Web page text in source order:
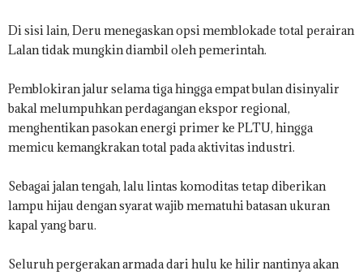
Di sisi lain, Deru menegaskan opsi memblokade total perairan
Lalan tidak mungkin diambil oleh pemerintah.
Pemblokiran jalur selama tiga hingga empat bulan disinyalir
bakal melumpuhkan perdagangan ekspor regional,
menghentikan pasokan energi primer ke PLTU, hingga
memicu kemangkrakan total pada aktivitas industri.
Sebagai jalan tengah, lalu lintas komoditas tetap diberikan
lampu hijau dengan syarat wajib mematuhi batasan ukuran
kapal yang baru.
Seluruh pergerakan armada dari hulu ke hilir nantinya akan